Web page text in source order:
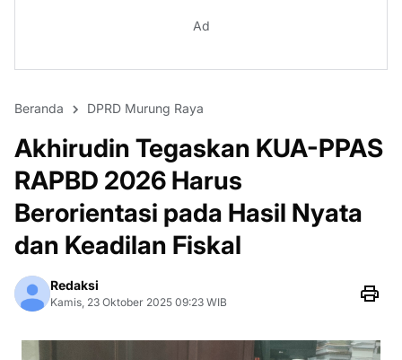
Ad
Beranda DPRD Murung Raya
Akhirudin Tegaskan KUA-PPAS
RAPBD 2026 Harus
Berorientasi pada Hasil Nyata
dan Keadilan Fiskal
Redaksi
Kamis, 23 Oktober 2025 09:23 WIB